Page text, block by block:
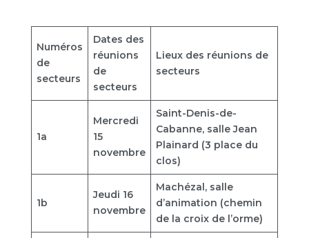
Numéros
de
secteurs
Dates des
réunions
de
secteurs
Lieux des réunions de
secteurs
1a
Mercredi
15
novembre
Saint-Denis-de-
Cabanne, salle Jean
Plainard (3 place du
clos)
1b
Jeudi 16
novembre
Machézal, salle
d’animation (chemin
de la croix de l’orme)